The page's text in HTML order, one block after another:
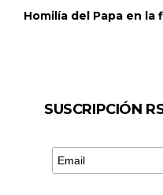
Homilía del Papa en la
SUSCRIPCIÓN